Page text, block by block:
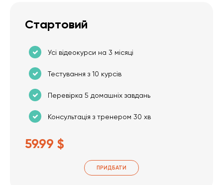
Стартовий
Усі відеокурси на 3 місяці
Тестування з 10 курсів
Перевірка 5 домашніх завдань
Консультація з тренером 30 хв
59.99 $
ПРИДБАТИ